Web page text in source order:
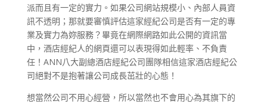
派而且有一定的實力。如果公司網站規模小、內部人員資
訊不透明；那就要審慎評估這家經紀公司是否有一定的專
業及實力為妳服務？畢竟在網際網路如此公開的資訊當
中，酒店經紀人的網頁還可以表現得如此輕率、不負責
任！ANN八大副總酒店經紀公司團隊相信這家酒店經紀公
司絕對不是抱著讓公司成長茁壯的心態！
想當然公司不用心經營，所以當然也不會用心為其旗下的